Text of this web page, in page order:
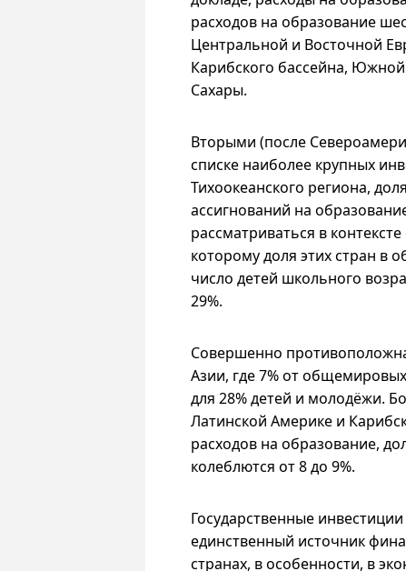
расходов на образование
Центральной и Восточной
Карибского бассейна,
Сахары.
Вторыми (после
списке наиболее крупных
Тихоокеанского региона,
ассигнований на
рассматриваться в
которому доля этих стран в
число детей школьного
29%.
Совершенно
Азии, где 7% от
для 28% детей и молодёжи.
Латинской Америке и
расходов на образование,
колеблются от 8 до 9%.
Государственные
единственный источник
странах, в особенности, в